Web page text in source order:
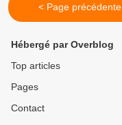
< Page précédente
Hébergé par Overblog
Top articles
Pages
Contact